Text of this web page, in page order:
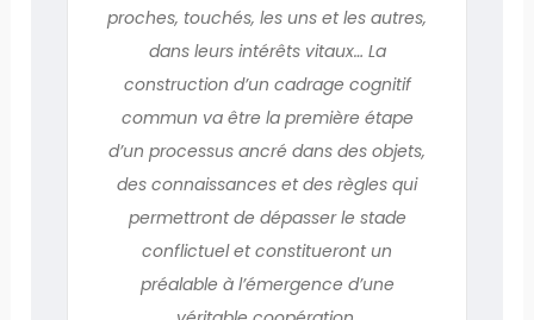
proches, touchés, les uns et les autres,
dans leurs intérêts vitaux… La
construction d’un cadrage cognitif
commun va être la première étape
d’un processus ancré dans des objets,
des connaissances et des règles qui
permettront de dépasser le stade
conflictuel et constitueront un
préalable à l’émergence d’une